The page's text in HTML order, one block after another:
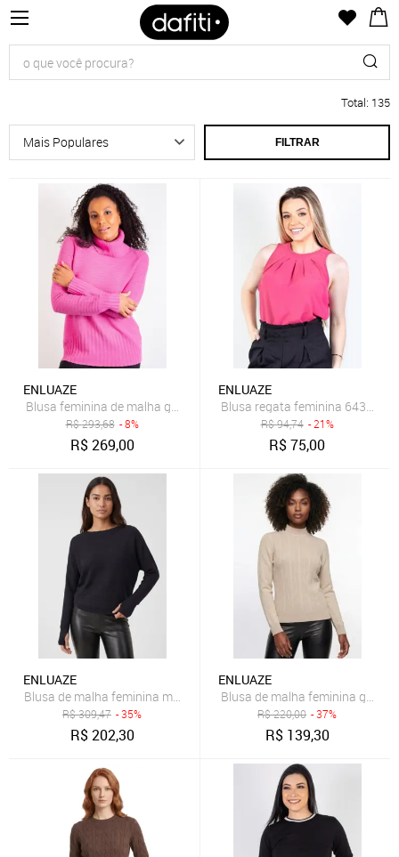
Total: 135
FILTRAR
ENLUAZE
Blusa feminina de malha gola alta 80953 - Pink
R$293,68 - 8%
R$269,00
ENLUAZE
Blusa regata feminina 64390 -
R$94,74 - 21%
R$75,00
ENLUAZE
Blusa de malha feminina manga morcego com dedinho 61195 -
R$309,47 - 35%
R$202,30
ENLUAZE
Blusa de malha feminina gola
R$220,00 - 37%
R$ 139,30